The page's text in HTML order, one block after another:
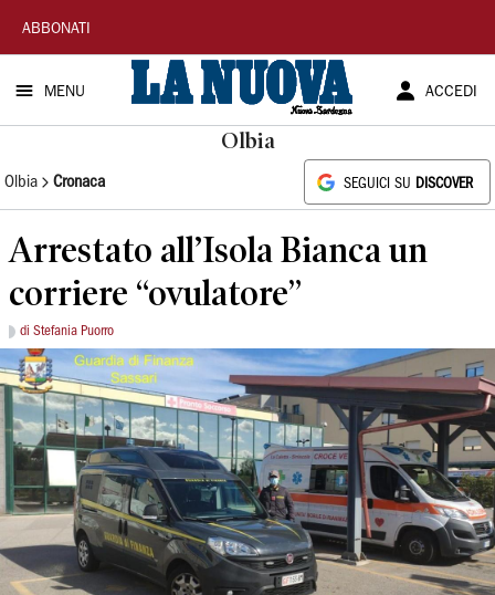
La
Nuova
Sardegna
ABBONATI
MENU ACCEDI
Olbia
Olbia Cronaca SEGUICI SU DISCOVER
Arrestato all’Isola Bianca un
corriere “ovulatore”
di Stefania Puorro